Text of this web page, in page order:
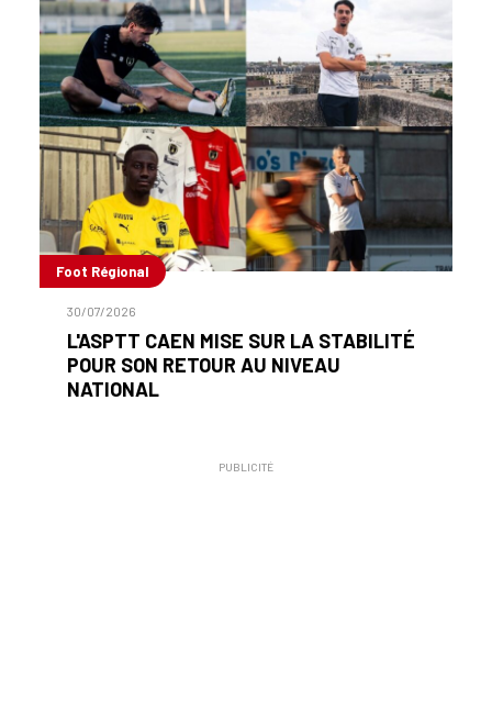
Foot Régional
30/07/2026
L'ASPTT CAEN MISE SUR LA STABILITÉ
POUR SON RETOUR AU NIVEAU
NATIONAL
PUBLICITÉ